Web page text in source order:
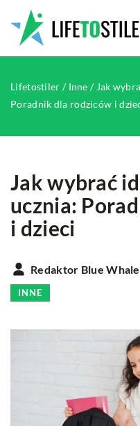
Lifetostiler / Inne / Jak
Poradnik dla rodziców i
Jak wybrać
ucznia:
i dzieci
Redaktor Blue
INNE